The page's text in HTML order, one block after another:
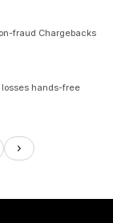
fraud Chargebacks
hands-free